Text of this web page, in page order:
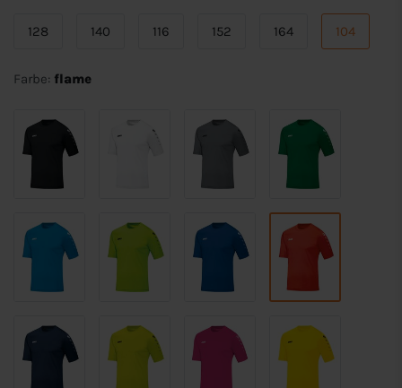
128 140 116 152 164 104
Farbe: flame